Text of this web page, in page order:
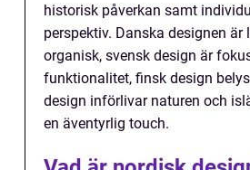
historisk påverkan samt
perspektiv. Danska designen är
organisk, svensk design är
funktionalitet, finsk design
design införlivar naturen och
en äventyrlig touch.